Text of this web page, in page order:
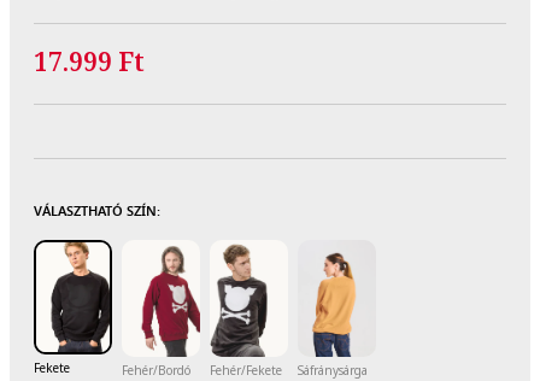
17.999 Ft
VÁLASZTHATÓ SZÍN:
Fekete Fehér/Bordó Fehér/Fekete Sáfránysárga